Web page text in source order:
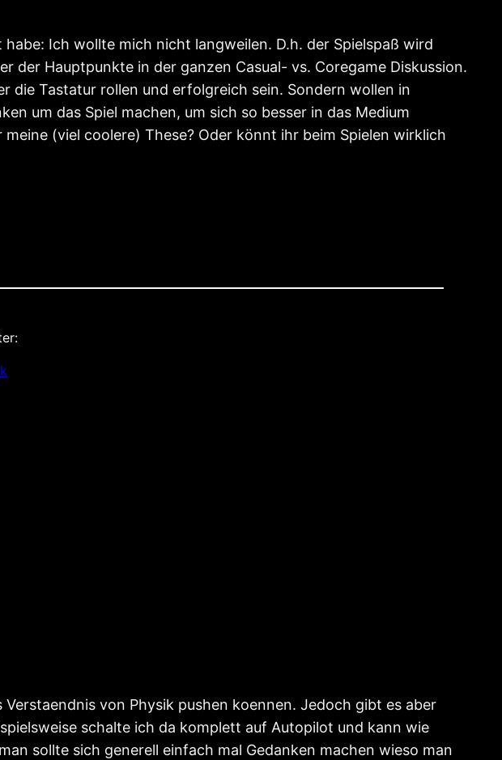
Ich wollte mich nicht langweilen. D.h. der Spielspaß wird
der Hauptpunkte in der ganzen Casual- vs. Coregame Diskussion.
die Tastatur rollen und erfolgreich sein. Sondern wollen in
um das Spiel machen, um sich so besser in das Medium
(viel coolere) These? Oder könnt ihr beim Spielen wirklich
von Physik pushen koennen. Jedoch gibt es aber
schalte ich da komplett auf Autopilot und kann wie
sollte sich generell einfach mal Gedanken machen wieso man